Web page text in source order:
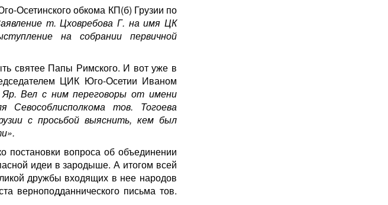
Осетинского обкома КП(б) Грузии по
т. Цховребова Г. на имя ЦК
на собрании первичной
святее Папы Римского. И вот уже в
ЦИК Юго-Осетии Иваном
Вел с ним переговоры от имени
тов. Тогоева
с просьбой выяснить, кем был
постановки вопроса об объединении
идеи в зародыше. А итогом всей
дружбы входящих в нее народов
верноподданнического письма тов.